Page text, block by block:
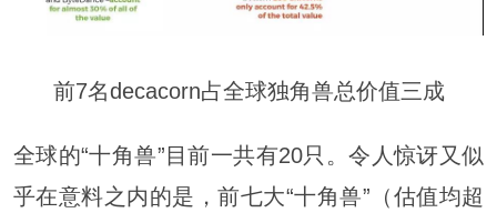
前7名decacorn占全球独角兽总价值三成
全球的“十角兽”目前一共有20只。令人惊讶又似
乎在意料之内的是，前七大“十角兽”（估值均超